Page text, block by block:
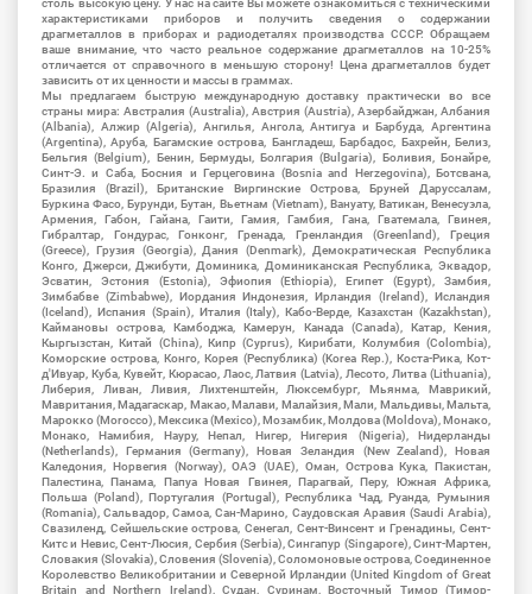
столь высокую цену. У нас на сайте Вы можете ознакомиться с техническими
характеристиками приборов и получить сведения о содержании
драгметаллов в приборах и радиодеталях производства СССР. Обращаем
ваше внимание, что часто реальное содержание драгметаллов на 10-25%
отличается от справочного в меньшую сторону! Цена драгметаллов будет
зависить от их ценности и массы в граммах.
Мы предлагаем быструю международную доставку практически во все
страны мира: Австралия (Australia), Австрия (Austria), Азербайджан, Албания
(Albania), Алжир (Algeria), Ангилья, Ангола, Антигуа и Барбуда, Аргентина
(Argentina), Аруба, Багамские острова, Бангладеш, Барбадос, Бахрейн, Белиз,
Бельгия (Belgium), Бенин, Бермуды, Болгария (Bulgaria), Боливия, Бонайре,
Синт-Э. и Саба, Босния и Герцеговина (Bosnia and Herzegovina), Ботсвана,
Бразилия (Brazil), Британские Виргинские Острова, Бруней Даруссалам,
Буркина Фасо, Бурунди, Бутан, Вьетнам (Vietnam), Вануату, Ватикан, Венесуэла,
Армения, Габон, Гайана, Гаити, Гамия, Гамбия, Гана, Гватемала, Гвинея,
Гибралтар, Гондурас, Гонконг, Гренада, Гренландия (Greenland), Греция
(Greece), Грузия (Georgia), Дания (Denmark), Демократическая Республика
Конго, Джерси, Джибути, Доминика, Доминиканская Республика, Эквадор,
Эсватин, Эстония (Estonia), Эфиопия (Ethiopia), Египет (Egypt), Замбия,
Зимбабве (Zimbabwe), Иордания Индонезия, Ирландия (Ireland), Исландия
(Iceland), Испания (Spain), Италия (Italy), Кабо-Верде, Казахстан (Kazakhstan),
Каймановы острова, Камбоджа, Камерун, Канада (Canada), Катар, Кения,
Кыргызстан, Китай (China), Кипр (Cyprus), Кирибати, Колумбия (Colombia),
Коморские острова, Конго, Корея (Республика) (Korea Rep.), Коста-Рика, Кот-
д'Ивуар, Куба, Кувейт, Кюрасао, Лаос, Латвия (Latvia), Лесото, Литва (Lithuania),
Либерия, Ливан, Ливия, Лихтенштейн, Люксембург, Мьянма, Маврикий,
Мавритания, Мадагаскар, Макао, Малави, Малайзия, Мали, Мальдивы, Мальта,
Марокко (Morocco), Мексика (Mexico), Мозамбик, Молдова (Moldova), Монако,
Монако, Намибия, Науру, Непал, Нигер, Нигерия (Nigeria), Нидерланды
(Netherlands), Германия (Germany), Новая Зеландия (New Zealand), Новая
Каледония, Норвегия (Norway), ОАЭ (UAE), Оман, Острова Кука, Пакистан,
Палестина, Панама, Папуа Новая Гвинея, Парагвай, Перу, Южная Африка,
Польша (Poland), Португалия (Portugal), Республика Чад, Руанда, Румыния
(Romania), Сальвадор, Самоа, Сан-Марино, Саудовская Аравия (Saudi Arabia),
Свазиленд, Сейшельские острова, Сенегал, Сент-Винсент и Гренадины, Сент-
Китс и Невис, Сент-Люсия, Сербия (Serbia), Сингапур (Singapore), Синт-Мартен,
Словакия (Slovakia), Словения (Slovenia), Соломоновые острова, Соединенное
Королевство Великобритании и Северной Ирландии (United Kingdom of Great
Britain and Northern Ireland), Судан, Суринам, Восточный Тимор (Тимор-